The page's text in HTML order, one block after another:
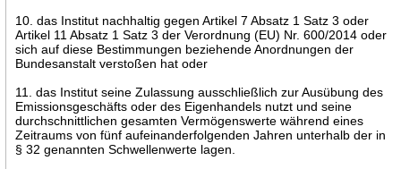
10. das Institut nachhaltig gegen Artikel 7 Absatz 1 Satz 3 oder
Artikel 11 Absatz 1 Satz 3 der Verordnung (EU) Nr. 600/2014 oder
sich auf diese Bestimmungen beziehende Anordnungen der
Bundesanstalt verstoßen hat oder
11. das Institut seine Zulassung ausschließlich zur Ausübung des
Emissionsgeschäfts oder des Eigenhandels nutzt und seine
durchschnittlichen gesamten Vermögenswerte während eines
Zeitraums von fünf aufeinanderfolgenden Jahren unterhalb der in
§ 32 genannten Schwellenwerte lagen.